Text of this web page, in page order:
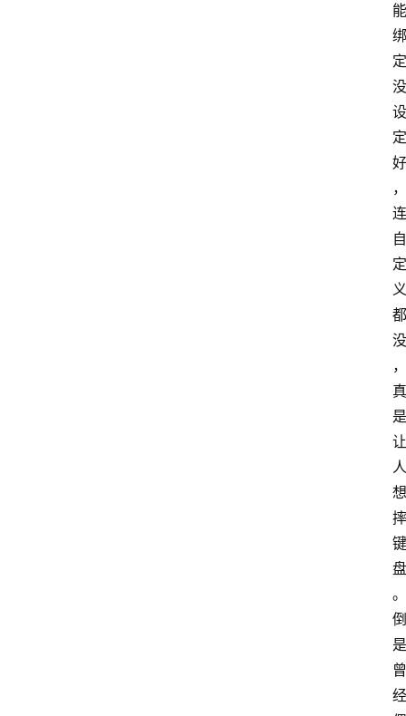
能
绑
定
没
设
定
好
，
连
自
定
义
都
没
，
真
是
让
人
想
摔
键
盘
。
倒
是
曾
经